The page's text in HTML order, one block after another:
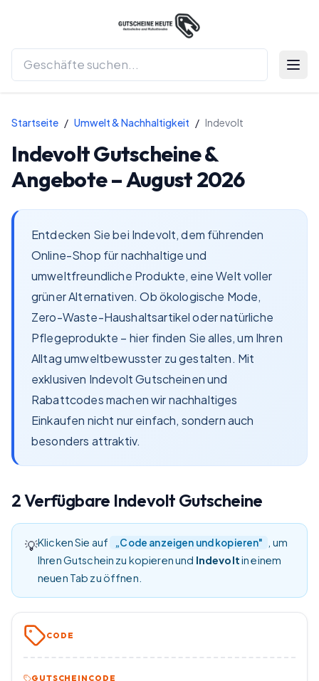
Startseite / Umwelt & Nachhaltigkeit / Indevolt
IndevoltGutscheine &
Angebote –August 2026
Entdecken Sie bei Indevolt, dem führenden
Online-Shop für nachhaltige und
umweltfreundliche Produkte, eine Welt voller
grüner Alternativen. Ob ökologische Mode,
Zero-Waste-Haushaltsartikel oder natürliche
Pflegeprodukte – hier finden Sie alles, um Ihren
Alltag umweltbewusster zu gestalten. Mit
exklusiven Indevolt Gutscheinen und
Rabattcodes machen wir nachhaltiges
Einkaufen nicht nur einfach, sondern auch
besonders attraktiv.
2Verfügbare Indevolt Gutscheine
💡Klicken Sie auf „Code anzeigen und kopieren"
, um
Ihren Gutschein zu kopieren und Indevoltin einem
neuen Tab zu öffnen.
CODE
GUTSCHEINCODE